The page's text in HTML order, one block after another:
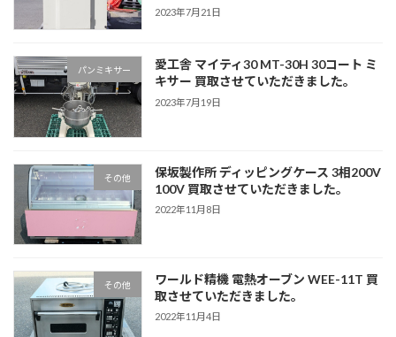
2023年7月21日
パンミキサー
愛工舎 マイティ30 MT-30H 30コート ミ
キサー 買取させていただきました。
2023年7月19日
その他
保坂製作所 ディッピングケース 3相200V
100V 買取させていただきました。
2022年11月8日
その他
ワールド精機 電熱オーブン WEE-11T 買
取させていただきました。
2022年11月4日